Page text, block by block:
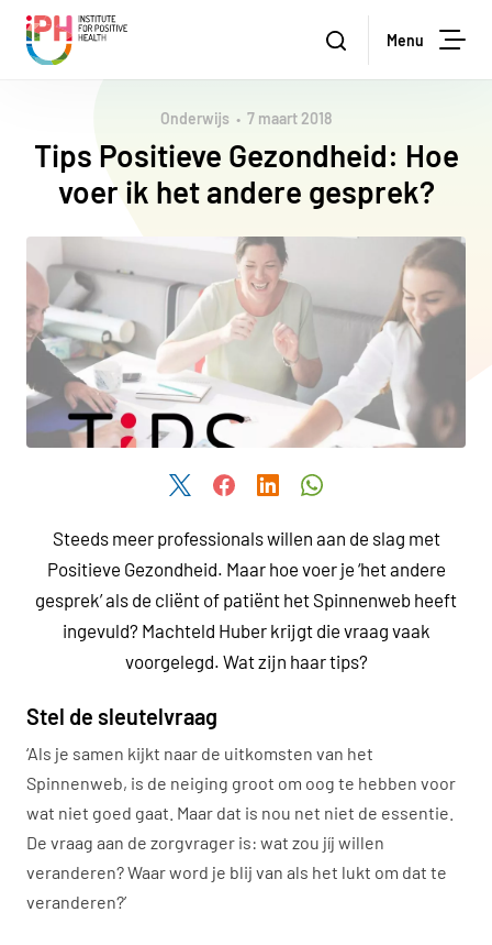
Institute for Positive Health Zoeken
Menu
Onderwijs 7 maart 2018
Tips Positieve Gezondheid: Hoe
voer ik het andere gesprek?
Deel dit artikel via Twitter
Deel dit artikel via Facebook
Deel dit artikel via LinkedIn
Steeds meer professionals willen aan de slag met
Positieve Gezondheid. Maar hoe voer je ‘het andere
gesprek’ als de cliënt of patiënt het Spinnenweb heeft
ingevuld? Machteld Huber krijgt die vraag vaak
voorgelegd. Wat zijn haar tips?
Stel de sleutelvraag
‘Als je samen kijkt naar de uitkomsten van het
Spinnenweb, is de neiging groot om oog te hebben voor
wat niet goed gaat. Maar dat is nou net niet de essentie.
De vraag aan de zorgvrager is: wat zou jíj willen
veranderen? Waar word je blij van als het lukt om dat te
veranderen?’